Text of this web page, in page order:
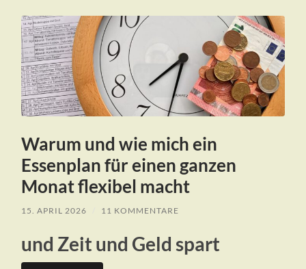
Warum und wie mich ein
Essenplan für einen ganzen
Monat flexibel macht
15. APRIL 2026 11 KOMMENTARE
und Zeit und Geld spart